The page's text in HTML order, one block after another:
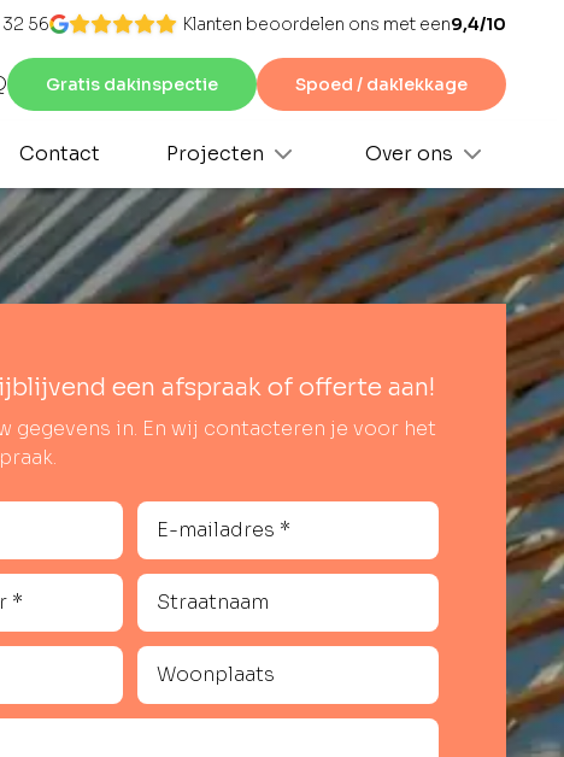
56 Klanten beoordelen ons met een9,4/10
Gratis dakinspectie Spoed / daklekkage
Contact Projecten Over ons
een afspraak of offerte aan!
gegevens in. En wij contacteren je voor het